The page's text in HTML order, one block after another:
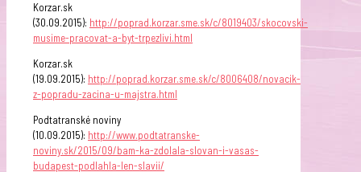
Korzar.sk
(30.09.2015): http://poprad.korzar.sme.sk/c/8019403/skocovski-
musime-pracovat-a-byt-trpezlivi.html
Korzar.sk
(19.09.2015): http://poprad.korzar.sme.sk/c/8006408/novacik-
z-popradu-zacina-u-majstra.html
Podtatranské noviny
(10.09.2015): http://www.podtatranske-
noviny.sk/2015/09/bam-ka-zdolala-slovan-i-vasas-
budapest-podlahla-len-slavii/